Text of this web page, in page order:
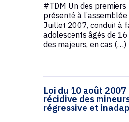
#TDM Un des premiers
présenté à
Juillet 2007, conduit à
adolescents âgés de
des majeurs, en cas (…)
Loi du 10 août
récidive des
régressive et